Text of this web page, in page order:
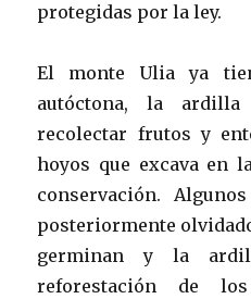
protegidas por la ley.
El monte Ulia ya
autóctona, la
recolectar frutos y
hoyos que excava en
conservación.
posteriormente
germinan y la
reforestación de